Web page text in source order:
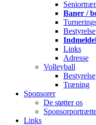
Baner /
Bestyrelse
Links
Adresse
Volleyball
Bestyrelse
Træning
Sponsorer
De støtter os
Links